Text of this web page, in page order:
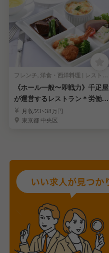
フレンチ, 洋食・西洋料理 | レストランサービス・ホールスタッフ
《ホール一般〜即戦力》千疋屋
が運営するレストラン＊労働環
境安定＊賞与年3回
月収/23~38万円
東京都 中央区